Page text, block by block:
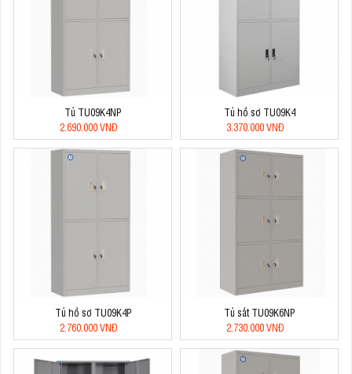
Tủ TU09K4NP
2.690.000 VNĐ
Tủ hồ sơ TU09K4
3.370.000 VNĐ
Tủ hồ sơ TU09K4P
2.760.000 VNĐ
Tủ sắt TU09K6NP
2.730.000 VNĐ